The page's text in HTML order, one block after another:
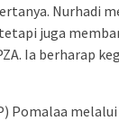
Nurhadi
juga
Ia berharap
Pomalaa